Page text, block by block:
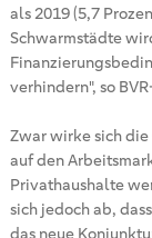
als 2019 (5,7
Schwarmstädte
verhindern", so
Zwar wirke sich
auf den
Privathaushalte
sich jedoch ab,
das neue